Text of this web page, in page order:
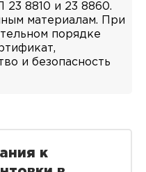
23 8810 и 23 8860.
материалам. При
порядке
и безопасность
к